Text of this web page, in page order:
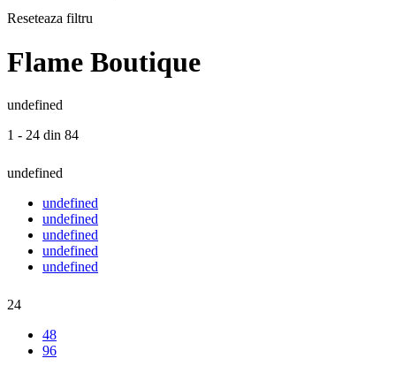
Reseteaza filtru
Flame Boutique
undefined
1 - 24 din 84
undefined
undefined
undefined
undefined
undefined
undefined
24
48
96